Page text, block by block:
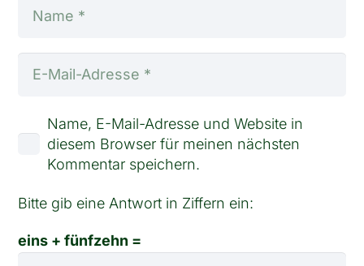
Name, E-Mail-Adresse und Website in
diesem Browser für meinen nächsten
Kommentar speichern.
Bitte gib eine Antwort in Ziffern ein:
eins + fünfzehn =